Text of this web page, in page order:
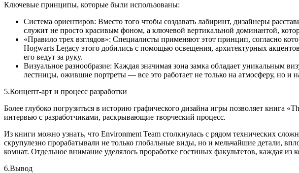
Ключевые принципы, которые были использованы:
Система ориентиров: Вместо того чтобы создавать лабиринт, дизайнеры
служит не просто красивым фоном, а ключевой вертикальной доминантой,
«Правило трех взглядов»: Специалисты применяют этот принцип, согласно
Hogwarts Legacy этого добились с помощью освещения, архитектурных
его ведут за руку.
Визуальное разнообразие: Каждая значимая зона замка обладает уникальным
лестницы, ожившие портреты — все это работает не только на атмосферу, но и
5.Концепт-арт и процесс разработки
Более глубоко погрузиться в историю графического дизайна игры позволяет
интервью с разработчиками, раскрывающие творческий процесс.
Из книги можно узнать, что Environment Team столкнулась с рядом технических
скрупулезно прорабатывали не только глобальные виды, но и мельчайшие детали,
комнат. Отдельное внимание уделялось проработке гостиных факультетов, каждая
6.Вывод